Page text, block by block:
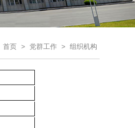
首页 > 党群工作 > 组织机构